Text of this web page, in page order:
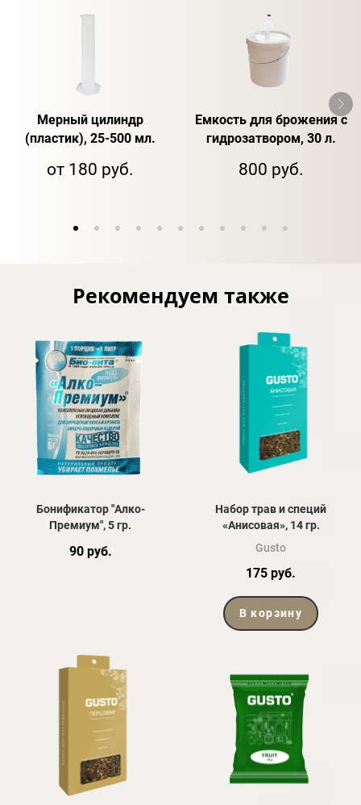
Мерный цилиндр
(пластик), 25-500 мл.
от 180 руб.
Емкость для брожения с
гидрозатвором, 30 л.
800 руб.
Рекомендуем также
Бонификатор "Алко-
Премиум", 5 гр.
90 руб.
Набор трав и специй
«Анисовая», 14 гр.
Gusto
175 руб.
В корзину